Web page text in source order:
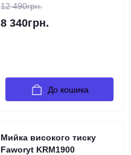
12 490грн.
8 340грн.
До кошика
Мийка високого тиску
Faworyt KRM1900